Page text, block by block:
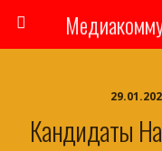
Кандидаты